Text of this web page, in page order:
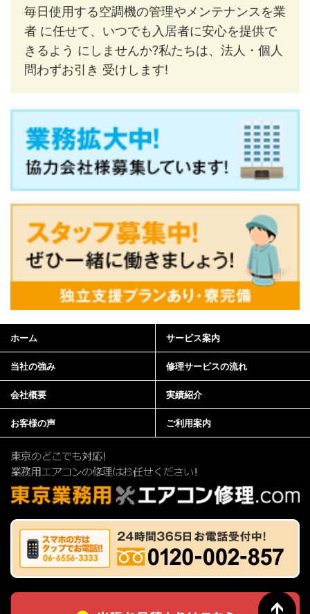
毎日使用する空調機の管理やメンテナンスを業
者 に任せて、いつでも入居者に安心を提供で
きるよう にしませんか?私たちは、法人・個人
問わずお引き 受けします!
ホーム サービス案内
当社の強み 修理サービスの流れ
会社概要 実績紹介
お客様の声 ご利用案内